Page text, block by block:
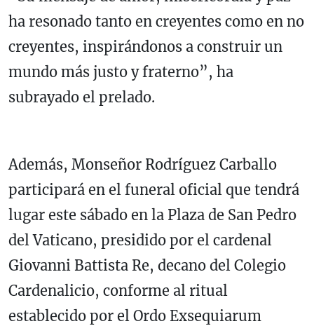
ha resonado tanto en creyentes como en no
creyentes, inspirándonos a construir un
mundo más justo y fraterno”, ha
subrayado el prelado.
Además, Monseñor Rodríguez Carballo
participará en el funeral oficial que tendrá
lugar este sábado en la Plaza de San Pedro
del Vaticano, presidido por el cardenal
Giovanni Battista Re, decano del Colegio
Cardenalicio, conforme al ritual
establecido por el Ordo Exsequiarum